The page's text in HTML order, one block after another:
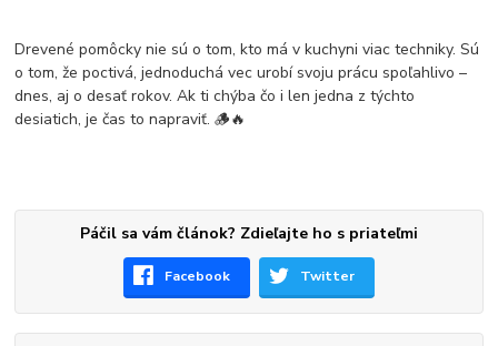
Drevené pomôcky nie sú o tom, kto má v kuchyni viac techniky. Sú
o tom, že poctivá, jednoduchá vec urobí svoju prácu spoľahlivo –
dnes, aj o desať rokov. Ak ti chýba čo i len jedna z týchto
desiatich, je čas to napraviť. 🪵🔥
Páčil sa vám článok? Zdieľajte ho s priateľmi
Facebook Twitter